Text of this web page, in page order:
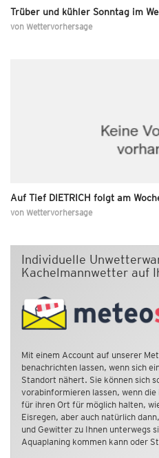
Trüber und kühler Sonntag im
von Wettervorhersage
Auf Tief DIETRICH folgt am
von Wettervorhersage
Individuelle
Kachelmannwetter auf
Mit einem Account auf unserer
benachrichten lassen, wenn sich
Standort nähert. Sie können sich
vorabinformieren lassen, wenn
für ihren Ort für möglich halten,
Eisregen, aber auch natürlich
und Gewitter zu Ihnen unterwegs
Aquaplaning kommen kann oder